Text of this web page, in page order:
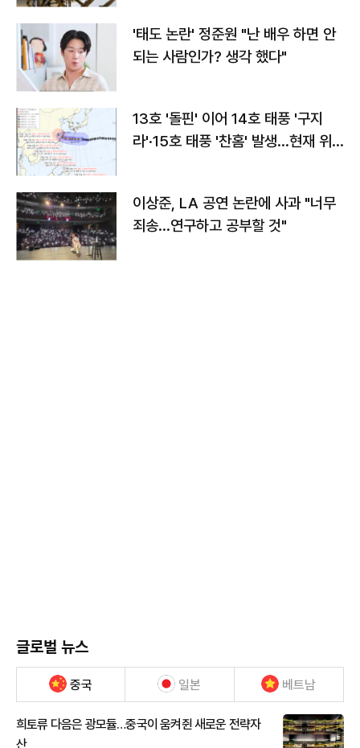
'태도 논란' 정준원 "난 배우 하면 안
되는 사람인가? 생각 했다"
13호 '돌핀' 이어 14호 태풍 '구지
라'·15호 태풍 '찬홈' 발생…현재 위
이상준, LA 공연 논란에 사과 "너무
죄송…연구하고 공부할 것"
글로벌 뉴스
중국 일본 베트남
희토류 다음은 광모듈…중국이 움켜쥔 새로운 전략자
산